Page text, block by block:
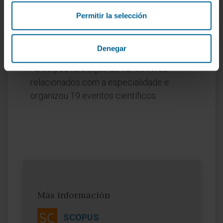
Permitir la selección
Denegar
publicações em revistas indexadas, 15
capítulos de livros e mais de 250
Participou na edição de vários livros
relacionados com a especialidade e
organizou 19 eventos científicos.
Más información
SCOPUS